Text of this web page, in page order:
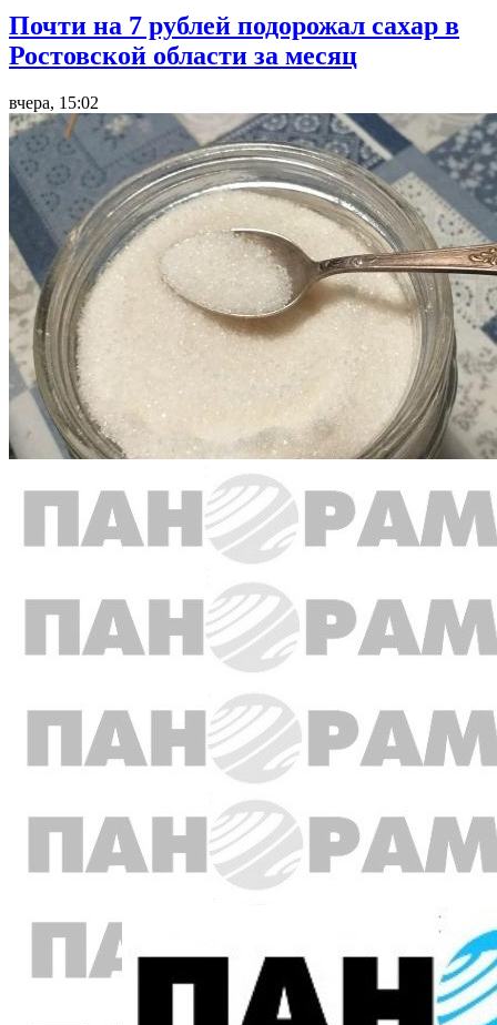
Почти на 7 рублей подорожал сахар в
Ростовской области за месяц
вчера, 15:02